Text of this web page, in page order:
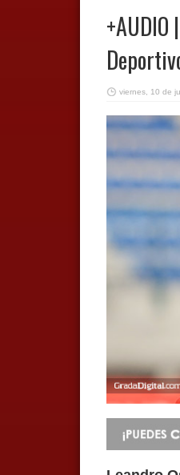
viernes, 10 de